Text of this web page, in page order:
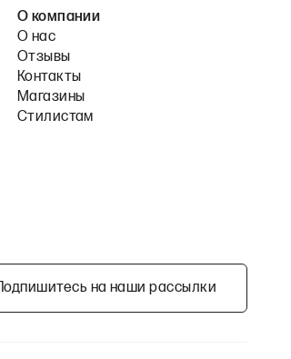
О компании
О нас
Отзывы
Контакты
Магазины
Стилистам
Подпишитесь на наши рассылки